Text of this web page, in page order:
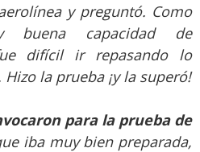
y preguntó. Como
buena capacidad de
difícil ir repasando lo
la prueba ¡y la superó!
para la prueba de
iba muy bien preparada,